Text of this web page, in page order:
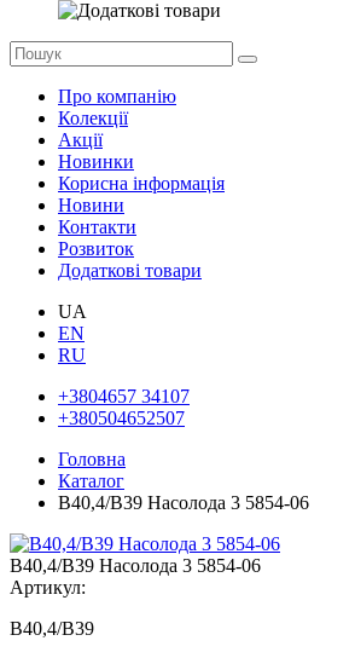
Про компанію
Колекції
Акції
Новинки
Корисна інформація
Новини
Контакти
Розвиток
Додаткові товари
UA
EN
RU
+3804657 34107
+380504652507
Головна
Каталог
B40,4/B39 Насолода 3 5854-06
B40,4/B39 Насолода 3 5854-06
Артикул:
B40,4/B39